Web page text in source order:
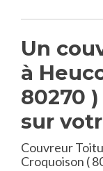
Un
à
80270
sur
Couvreur
Croquoison (